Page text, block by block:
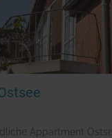
Appartment